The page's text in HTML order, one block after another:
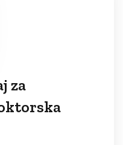
za